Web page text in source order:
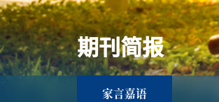
期刊简报
家言嘉语